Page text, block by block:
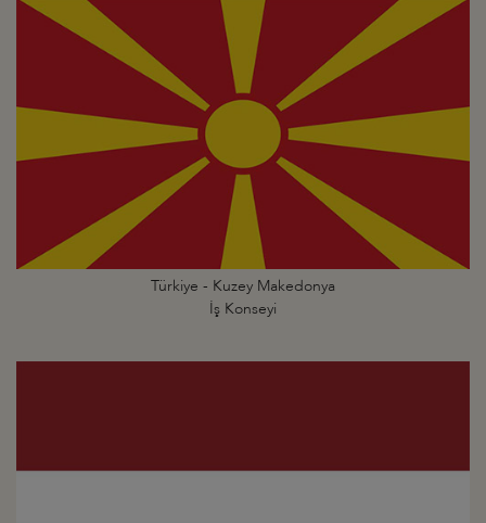
Türkiye - Kuzey Makedonya
İş Konseyi